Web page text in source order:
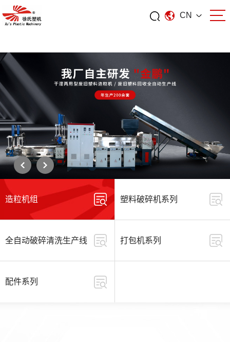
爱游戏体育 CN
造粒机组 塑料破碎机系列
全自动破碎清洗生产线 打包机系列
配件系列